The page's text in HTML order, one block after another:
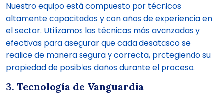
Nuestro equipo está compuesto por técnicos
altamente capacitados y con años de experiencia en
el sector. Utilizamos las técnicas más avanzadas y
efectivas para asegurar que cada desatasco se
realice de manera segura y correcta, protegiendo su
propiedad de posibles daños durante el proceso.
3. Tecnología de Vanguardia